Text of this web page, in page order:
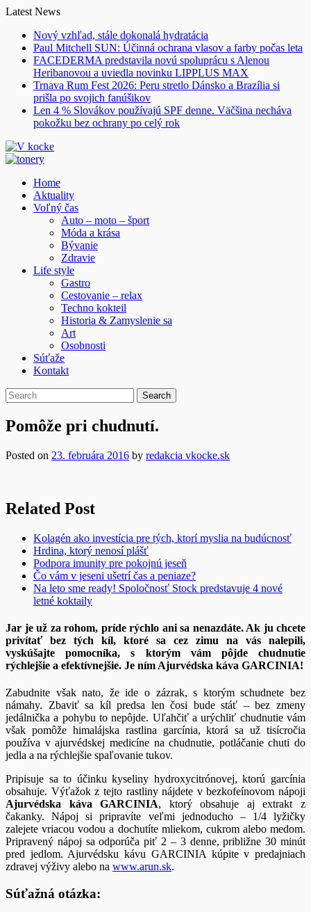
Skip
content
Latest News
Nový vzhľad, stále dokonalá hydratácia
Paul Mitchell SUN: Účinná ochrana vlasov a farby počas leta
FACEDERMA predstavila novú spoluprácu s Alenou
Heribanovou a uviedla novinku LIPPLUS MAX
Trnava Rum Fest 2026: Peru stretlo Dánsko a Brazília si
prišla po svojich fanúšikov
Len 4 % Slovákov používajú SPF denne. Väčšina necháva
pokožku bez ochrany po celý rok
Home
Aktuality
Voľný čas
Auto – moto – šport
Móda a krása
Bývanie
Zdravie
Life style
Gastro
Cestovanie – relax
Techno kokteil
Historia & Zamyslenie sa
Art
Osobnosti
Súťaže
Kontakt
Pomôže pri chudnutí.
Posted on 23. februára 2016 by redakcia vkocke.sk
Related Post
Kolagén ako investícia pre tých, ktorí myslia na budúcnosť
Hrdina, ktorý nenosí plášť
Podpora imunity pre pokojnú jeseň
Čo vám v jeseni ušetrí čas a peniaze?
Na leto sme ready! Spoločnosť Stock predstavuje 4 nové
letné koktaily
Jar je už za rohom, príde rýchlo ani sa nenazdáte. Ak ju chcete
privítať bez tých kíl, ktoré sa cez zimu na vás nalepili,
vyskúšajte pomocníka, s ktorým vám pôjde chudnutie
rýchlejšie a efektívnejšie. Je ním Ajurvédska káva GARCINIA!
Zabudnite však nato, že ide o zázrak, s ktorým schudnete bez
námahy. Zbaviť sa kíl predsa len čosi bude stáť – bez zmeny
jedálnička a pohybu to nepôjde. Uľahčiť a urýchliť chudnutie vám
však pomôže himalájska rastlina garcínia, ktorá sa už tisícročia
používa v ajurvédskej medicíne na chudnutie, potláčanie chuti do
jedla a na rýchlejšie spaľovanie tukov.
Pripisuje sa to účinku kyseliny hydroxycitrónovej, ktorú garcínia
obsahuje. Výťažok z tejto rastliny nájdete v bezkofeínovom nápoji
Ajurvédska káva GARCINIA, ktorý obsahuje aj extrakt z
čakanky. Nápoj si pripravíte veľmi jednoducho – 1/4 lyžičky
zalejete vriacou vodou a dochutíte mliekom, cukrom alebo medom.
Pripravený nápoj sa odporúča piť 2 – 3 denne, približne 30 minút
pred jedlom. Ajurvédsku kávu GARCINIA kúpite v predajniach
zdravej výživy alebo na www.arun.sk.
Súťažná otázka: